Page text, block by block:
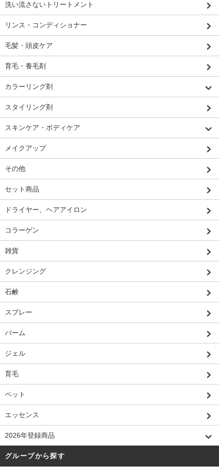
洗い流さないトリートメント
リンス・コンディショナー
毛髪・頭皮ケア
育毛・養毛剤
カラーリング剤
スタイリング剤
スキンケア・ボディケア
メイクアップ
その他
セット商品
ドライヤー、ヘアアイロン
コラーゲン
雑貨
クレンジング
石鹸
スプレー
バーム
ジェル
育毛
ペット
エッセンス
2026年登録商品
グループから探す